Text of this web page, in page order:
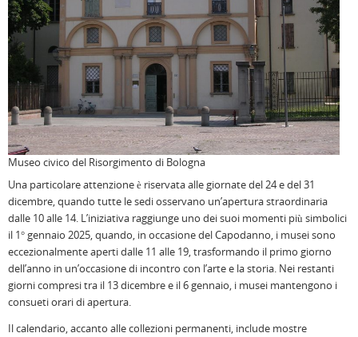
Museo civico del Risorgimento di Bologna
Una particolare attenzione è riservata alle giornate del 24 e del 31
dicembre, quando tutte le sedi osservano un’apertura straordinaria
dalle 10 alle 14. L’iniziativa raggiunge uno dei suoi momenti più simbolici
il 1° gennaio 2025, quando, in occasione del Capodanno, i musei sono
eccezionalmente aperti dalle 11 alle 19, trasformando il primo giorno
dell’anno in un’occasione di incontro con l’arte e la storia. Nei restanti
giorni compresi tra il 13 dicembre e il 6 gennaio, i musei mantengono i
consueti orari di apertura.
Il calendario, accanto alle collezioni permanenti, include mostre